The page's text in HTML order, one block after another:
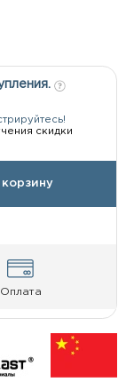
скидки
корзину
Оплата